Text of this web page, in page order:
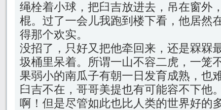
绳栓着小球，把臼吉放进去，吊在窗外
棍。过了一会儿我跑到楼下看，他居然
得那个欢实。
没招了，只好又把他牵回来，还是槑槑
圾桶里呆着。所谓一山不容二虎，一笼
果弱小的南瓜子有朝一日发育成熟，也
臼吉不在，哥哥美提也有可能容不下他
啊！但是尽管如此也比人类的世界好的